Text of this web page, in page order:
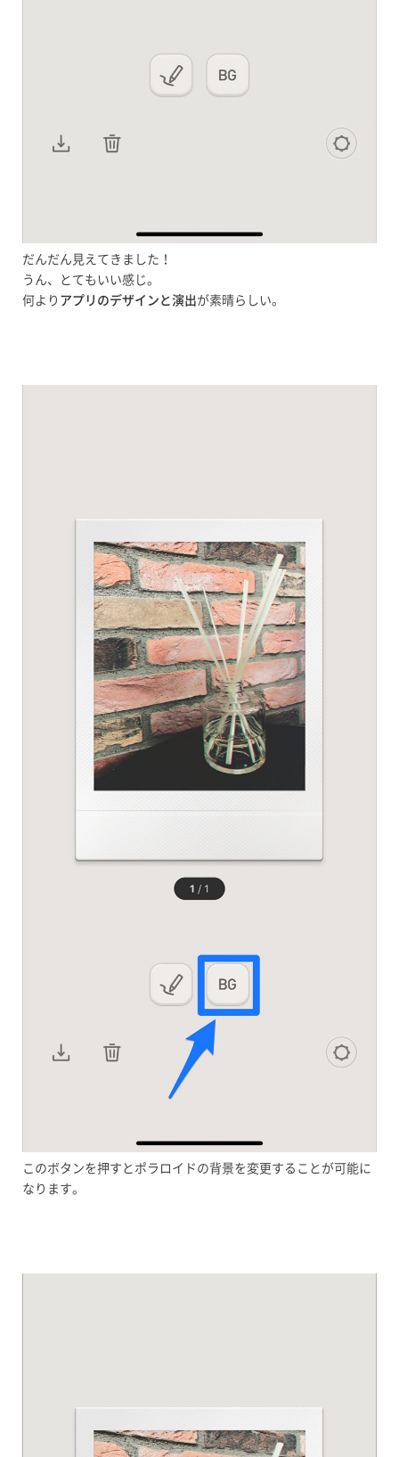
だんだん見えてきました！
うん、とてもいい感じ。
何より アプリのデザインと演出が素晴らしい。
このボタンを押すとポラロイドの背景を変更することが可能に
なります。